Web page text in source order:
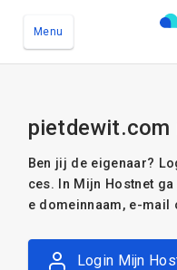
Menu
pietdewit.com
Ben jij de eigenaar?
ces. In Mijn Hostnet
e domeinnaam, e-mail
Login Mijn